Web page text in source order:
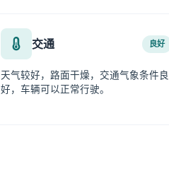
交通 良好
天气较好，路面干燥，交通气象条件良
好，车辆可以正常行驶。